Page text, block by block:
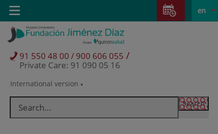
Jump to content
Jump
content
Language
selector
Active
en
International version
91 550 48 00 / 900 606 055 /
Private Care: 91 090 05 16
Toggle
navigation